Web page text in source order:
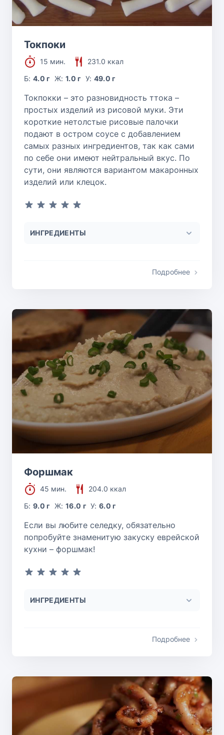
Токпоки
15 мин.
231.0 ккал
Б:4.0 г Ж: 1.0 г У: 49.0 г
Токпокки – это разновидность ттока –
простых изделий из рисовой муки. Эти
короткие нетолстые рисовые палочки
подают в остром соусе с добавлением
самых разных ингредиентов, так как сами
по себе они имеют нейтральный вкус. По
сути, они являются вариантом макаронных
изделий или клецок.
ИНГРЕДИЕНТЫ
Подробнее
Форшмак
45 мин.
204.0 ккал
Б:9.0 г Ж: 16.0 г У:6.0 г
Если вы любите селедку, обязательно
попробуйте знаменитую закуску еврейской
кухни – форшмак!
ИНГРЕДИЕНТЫ
Подробнее